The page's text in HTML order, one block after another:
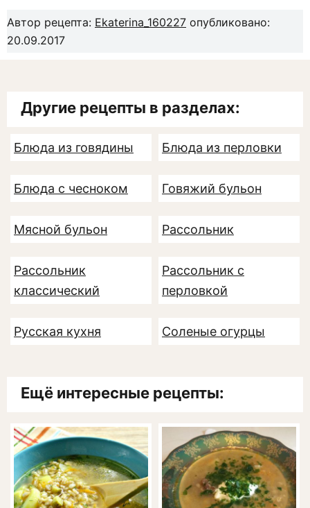
Автор рецепта: Ekaterina_160227 опубликовано:
20.09.2017
Другие рецепты в разделах:
Блюда из говядины Блюда из перловки
Блюда с чесноком Говяжий бульон
Мясной бульон Рассольник
Рассольник
классический
Рассольник с
перловкой
Русская кухня Соленые огурцы
Ещё интересные рецепты: